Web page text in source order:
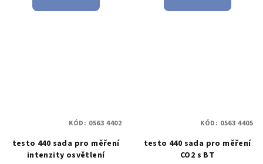
testo 440 sada pro měření
intenzity osvětlení
KÓD: 0563 4402
testo 440 sada pro měření
CO2 s BT
KÓD: 0563 4405